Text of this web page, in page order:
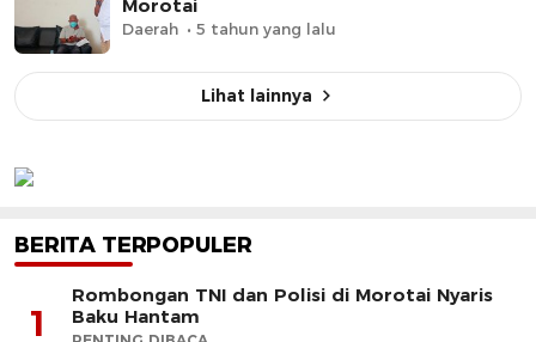
Morotai
Daerah 5 tahun yang lalu
Lihat lainnya
BERITA TERPOPULER
1
Rombongan TNI dan Polisi di Morotai Nyaris
Baku Hantam